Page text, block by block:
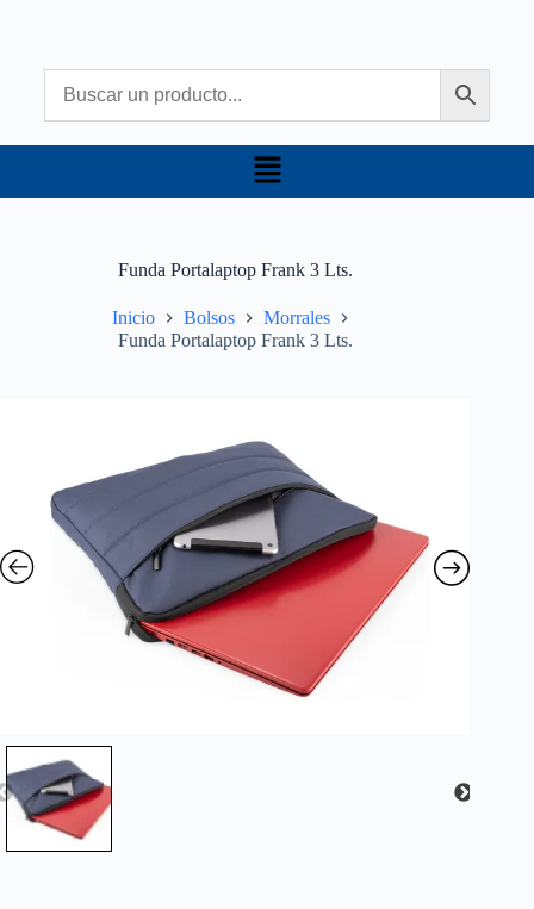
Funda Portalaptop Frank 3 Lts.
Inicio Bolsos
Morrales
Funda Portalaptop Frank 3 Lts.